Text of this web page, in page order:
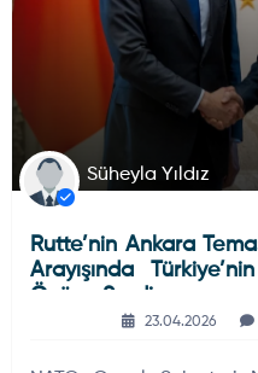
Süheyla Yıldız
Rutte’nin Ankara
Arayışında
Önüne Serdi
23.04.2026